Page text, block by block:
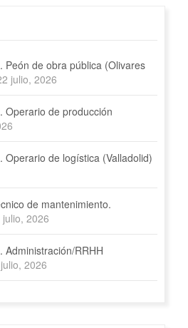
Peón de obra pública (Olivares
julio, 2026
Operario de producción
Operario de logística (Valladolid)
de mantenimiento.
julio, 2026
Administración/RRHH
2026